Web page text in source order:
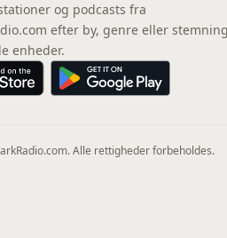
og podcasts fra
efter by, genre eller
enheder.
Alle rettigheder forbeholdes.